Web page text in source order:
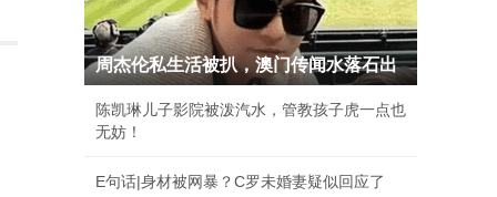
周杰伦私生活被扒，澳门传闻水落石出
陈凯琳儿子影院被泼汽水，管教孩子虎一点也
无妨！
E句话|身材被网暴？C罗未婚妻疑似回应了